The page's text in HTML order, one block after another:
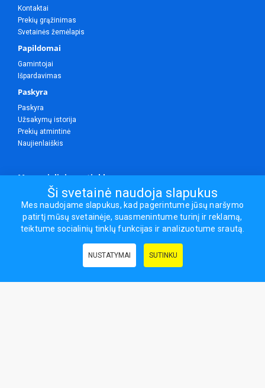
Kontaktai
Prekių grąžinimas
Svetainės žemėlapis
Papildomai
Gamintojai
Išpardavimas
Paskyra
Paskyra
Užsakymų istorija
Prekių atmintinė
Naujienlaiškis
Mes socialiniuose tinkluose
Visos teisės saugomos.
Sporto ir laisvalaikio prekės, maisto papildai - erasportas.lt © 2026
Ši svetainė naudoja slapukus
Mes naudojame slapukus, kad pagerintume jūsų naršymo
patirtį mūsų svetainėje, suasmenintume turinį ir reklamą,
teiktume socialinių tinklų funkcijas ir analizuotume srautą.
NUSTATYMAI SUTINKU